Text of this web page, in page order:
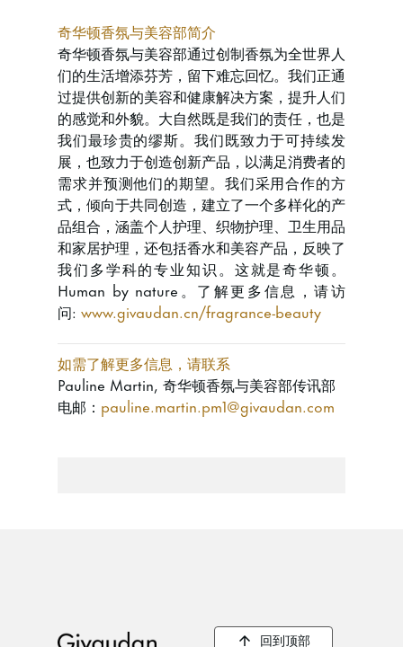
奇华顿香氛与美容部简介
奇华顿香氛与美容部通过创制香氛为全世界人
们的生活增添芬芳，留下难忘回忆。我们正通
过提供创新的美容和健康解决方案，提升人们
的感觉和外貌。大自然既是我们的责任，也是
我们最珍贵的缪斯。我们既致力于可持续发
展，也致力于创造创新产品，以满足消费者的
需求并预测他们的期望。我们采用合作的方
式，倾向于共同创造，建立了一个多样化的产
品组合，涵盖个人护理、织物护理、卫生用品
和家居护理，还包括香水和美容产品，反映了
我们多学科的专业知识。这就是奇华顿。
Human by nature。了解更多信息，请访
问: www.givaudan.cn/fragrance-beauty
如需了解更多信息，请联系
Pauline Martin, 奇华顿香氛与美容部传讯部
电邮： pauline.martin.pm1@givaudan.com
回到顶部